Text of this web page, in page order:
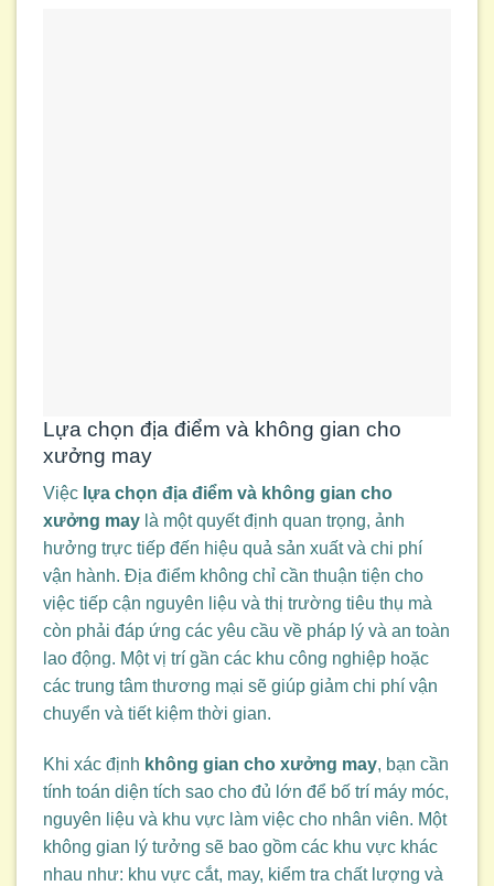
Lựa chọn địa điểm và không gian cho
xưởng may
Việc lựa chọn địa điểm và không gian cho
xưởng may là một quyết định quan trọng, ảnh
hưởng trực tiếp đến hiệu quả sản xuất và chi phí
vận hành. Địa điểm không chỉ cần thuận tiện cho
việc tiếp cận nguyên liệu và thị trường tiêu thụ mà
còn phải đáp ứng các yêu cầu về pháp lý và an toàn
lao động. Một vị trí gần các khu công nghiệp hoặc
các trung tâm thương mại sẽ giúp giảm chi phí vận
chuyển và tiết kiệm thời gian.
Khi xác định không gian cho xưởng may, bạn cần
tính toán diện tích sao cho đủ lớn để bố trí máy móc,
nguyên liệu và khu vực làm việc cho nhân viên. Một
không gian lý tưởng sẽ bao gồm các khu vực khác
nhau như: khu vực cắt, may, kiểm tra chất lượng và